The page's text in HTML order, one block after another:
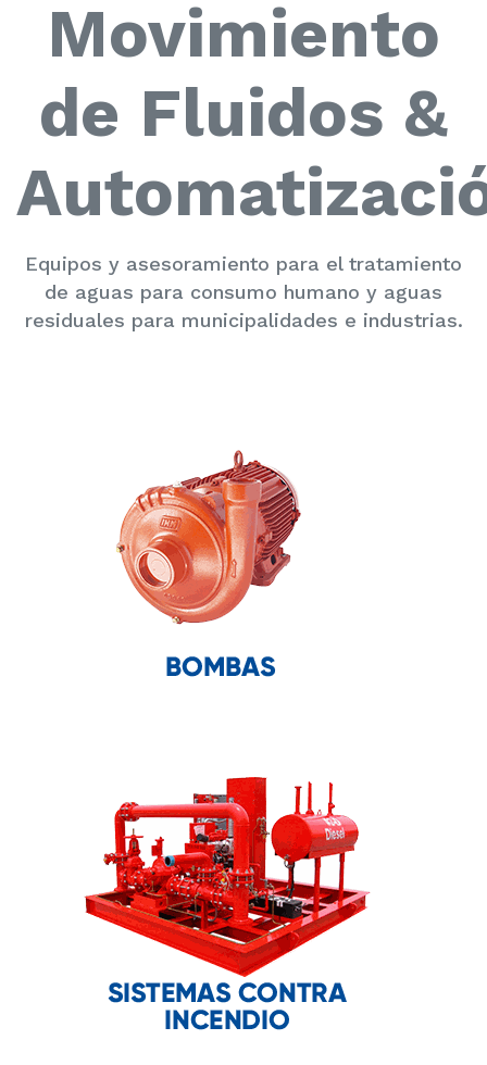
Movimiento
de Fluidos &
Equipos y asesoramiento para el tratamiento
de aguas para consumo humano y aguas
residuales para municipalidades e industrias.